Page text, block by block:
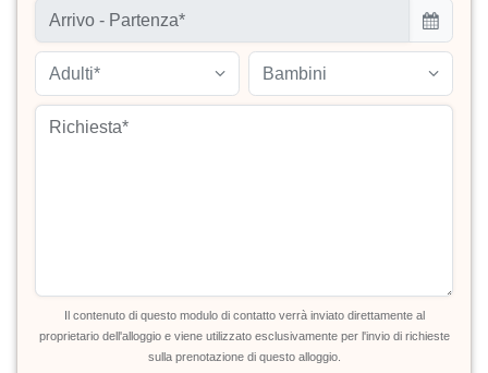
Adulti* Bambini
Il contenuto di questo modulo di contatto verrà inviato direttamente al
proprietario dell'alloggio e viene utilizzato esclusivamente per l'invio di richieste
sulla prenotazione di questo alloggio.